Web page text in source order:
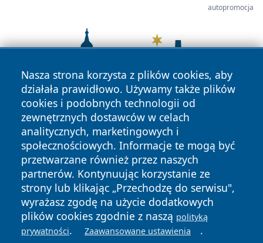
autopromocja
Nasza strona korzysta z plików cookies, aby
działała prawidłowo. Używamy także plików
cookies i podobnych technologii od
zewnętrznych dostawców w celach
analitycznych, marketingowych i
społecznościowych. Informacje te mogą być
przetwarzane również przez naszych
partnerów. Kontynuując korzystanie ze
strony lub klikając „Przechodzę do serwisu",
wyrażasz zgodę na użycie dodatkowych
plików cookies zgodnie z naszą polityką
prywatności. Zaawansowane ustawienia .
Copyright © 2026 zawiercieonline.pl Wszystkie prawa
zastrzeżone.